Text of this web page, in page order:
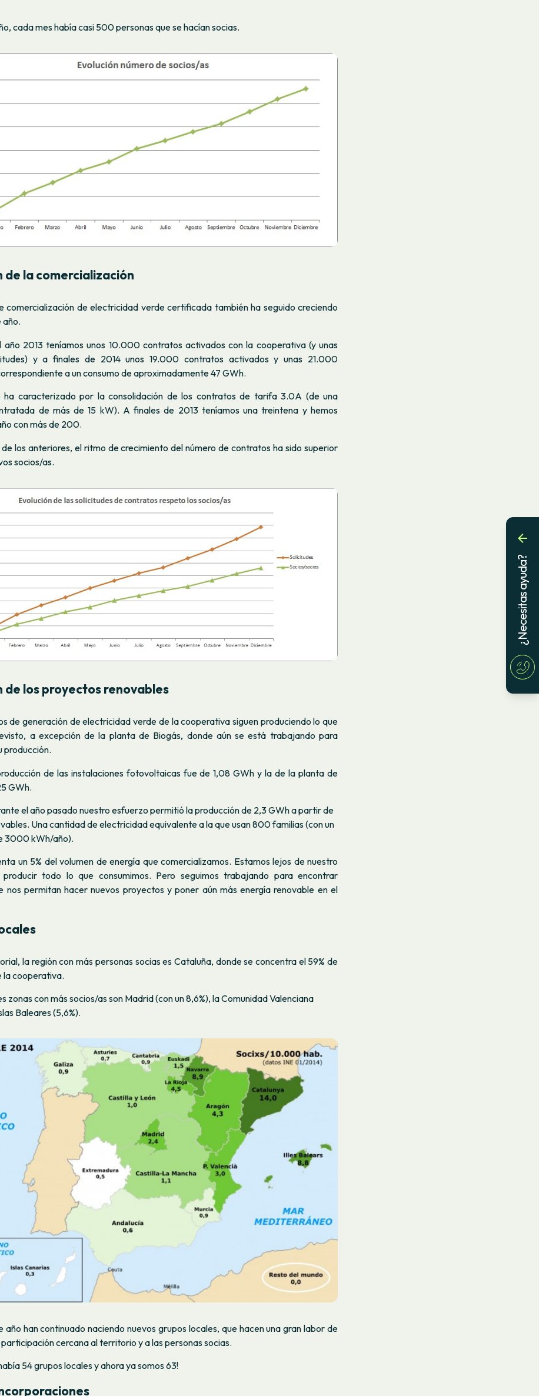
cada mes había casi 500 personas que se hacían socias.
de la comercialización
comercialización de electricidad verde certificada también ha seguido creciendo
año.
año 2013 teníamos unos 10.000 contratos activados con la cooperativa (y unas
y a finales de 2014 unos 19.000 contratos activados y unas 21.000
a un consumo de aproximadamente 47 GWh.
ha caracterizado por la consolidación de los contratos de tarifa 3.0A (de una
de más de 15 kW). A finales de 2013 teníamos una treintena y hemos
con más de 200.
los anteriores, el ritmo de crecimiento del número de contratos ha sido superior
socios/as.
de los proyectos renovables
de generación de electricidad verde de la cooperativa siguen produciendo lo que
a excepción de la planta de Biogás, donde aún se está trabajando para
producción.
de las instalaciones fotovoltaicas fue de 1,08 GWh y la de la planta de
GWh.
el año pasado nuestro esfuerzo permitió la producción de 2,3 GWh a partir de
Una cantidad de electricidad equivalente a la que usan 800 familias (con un
3000 kWh/año).
un 5% del volumen de energía que comercializamos. Estamos lejos de nuestro
todo lo que consumimos. Pero seguimos trabajando para encontrar
nos permitan hacer nuevos proyectos y poner aún más energía renovable en el
la región con más personas socias es Cataluña, donde se concentra el 59% de
la cooperativa.
zonas con más socios/as son Madrid (con un 8,6%), la Comunidad Valenciana
Baleares (5,6%).
año han continuado naciendo nuevos grupos locales, que hacen una gran labor de
cercana al territorio y a las personas socias.
54 grupos locales y ahora ya somos 63!
¿Necesitas ayuda?